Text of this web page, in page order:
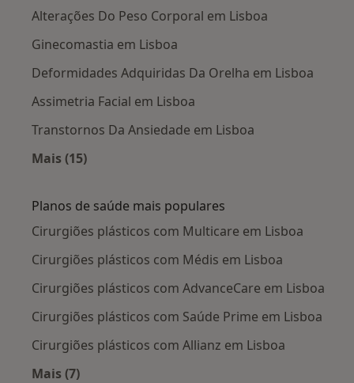
Alterações Do Peso Corporal em Lisboa
Ginecomastia em Lisboa
Deformidades Adquiridas Da Orelha em Lisboa
Assimetria Facial em Lisboa
Transtornos Da Ansiedade em Lisboa
Mais (15)
Planos de saúde mais populares
Cirurgiões plásticos com Multicare em Lisboa
Cirurgiões plásticos com Médis em Lisboa
Cirurgiões plásticos com AdvanceCare em Lisboa
Cirurgiões plásticos com Saúde Prime em Lisboa
Cirurgiões plásticos com Allianz em Lisboa
Mais (7)